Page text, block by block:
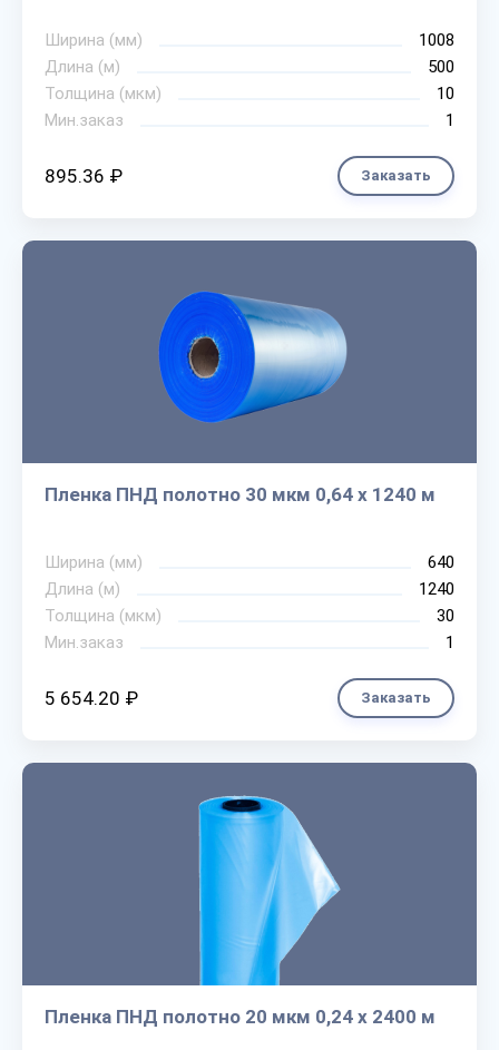
Ширина (мм)
1008
Длина (м)
500
Толщина (мкм)
10
Мин.заказ
1
895.36 ₽ Заказать
Пленка ПНД полотно 30 мкм 0,64 х 1240 м
Ширина (мм)
640
Длина (м)
1240
Толщина (мкм)
30
Мин.заказ
1
5 654.20 ₽ Заказать
Пленка ПНД полотно 20 мкм 0,24 х 2400 м